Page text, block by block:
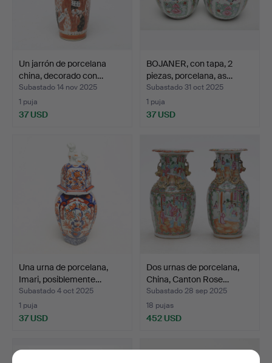
Un jarrón de porcelana
china, decorado con…
Subastado 14 nov 2025
1 puja
37 USD
BOJANER, con tapa, 2
piezas, porcelana, as…
Subastado 31 oct 2025
1 puja
37 USD
Una urna de porcelana,
Imari, posiblemente…
Subastado 4 oct 2025
1 puja
37 USD
Dos urnas de porcelana,
China, Canton Rose…
Subastado 28 sep 2025
18 pujas
452 USD